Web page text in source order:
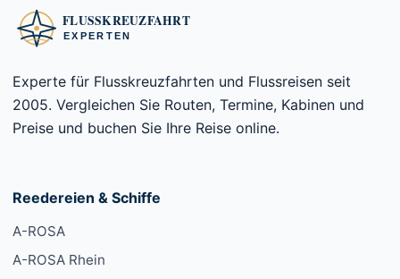
Experte für Flusskreuzfahrten und Flussreisen seit
2005. Vergleichen Sie Routen, Termine, Kabinen und
Preise und buchen Sie Ihre Reise online.
Reedereien & Schiffe
A-ROSA
A-ROSA Rhein